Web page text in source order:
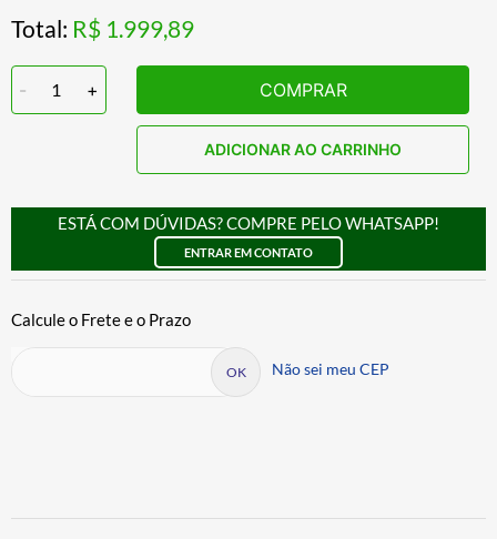
R$ 74,89
Repelente de Água Water Off para Vidros
30ML Wurth
R$ 13,89
Antiembaçante 60ML Wurth
R$ 25,99
Total: R$ 1.999,89
- 1 + COMPRAR
ADICIONAR AO CARRINHO
ESTÁ COM DÚVIDAS? COMPRE PELO WHATSAPP!
ENTRAR EM CONTATO
Não sei meu CEP